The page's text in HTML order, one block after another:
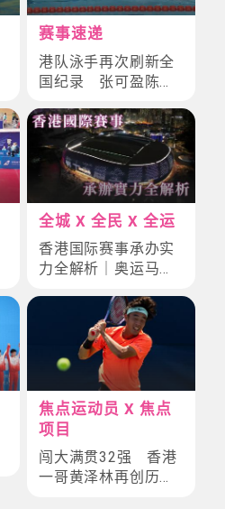
赛事速递
港队泳手再次刷新全
国纪录 张可盈陈睿
全城 X 全民 X 全运
香港国际赛事承办实
力全解析｜奥运马术
运会 启德体育园8
大项目备战攻略
焦点运动员 X 焦点
项目
闯大满贯32强 香港
一哥黄泽林再创历